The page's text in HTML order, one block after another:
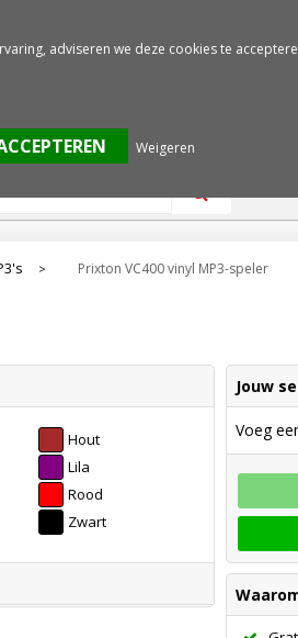
> Prixton VC400 vinyl MP3-speler
Hout
Lila
Rood
Zwart
Jouw
Voeg
adviseren we deze cookies te
Weigeren